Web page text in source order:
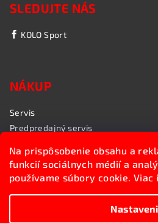
Na prispôsobenie obsahu a
funkcií sociálnych médií a
používame súbory cookie.
SLEDUJTE NÁS
KOLO Sport
NÁKUP
Servis
Predpredajný servis
Rozvoz bicyklov
Poradenstvo